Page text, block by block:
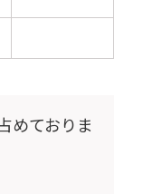
めておりま